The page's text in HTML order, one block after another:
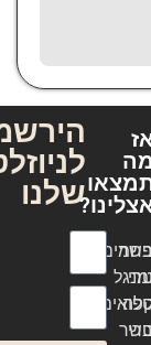
הירשמו
לניוזלטר
שלנו
שם מלא
אימייל